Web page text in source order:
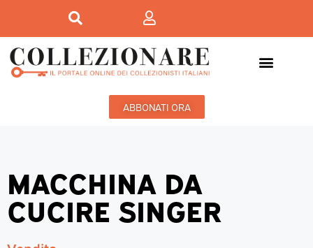
ABBONATI ORA
MACCHINA DA
CUCIRE SINGER